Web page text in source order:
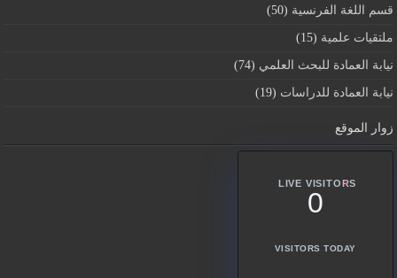
قسم اللغة الفرنسية (50)
ملتقيات علمية (15)
نيابة العمادة للبحث العلمي (74)
نيابة العمادة للدراسات (19)
زوار الموقع
LIVE VISITORS
0
VISITORS TODAY